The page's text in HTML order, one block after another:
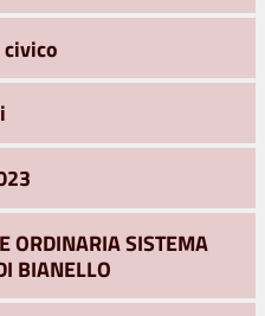
ORDINARIA SISTEMA
BIANELLO